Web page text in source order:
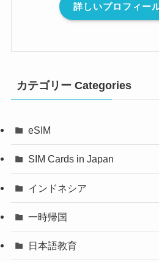
詳しいプロフィー
カテゴリー Categories
eSIM
SIM Cards in Japan
インドネシア
一時帰国
日本語教育